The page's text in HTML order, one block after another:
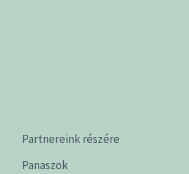
Partnereink részére
Panaszok